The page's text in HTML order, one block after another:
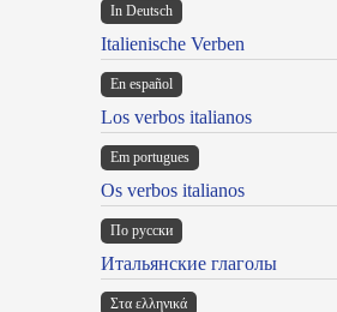
In Deutsch
Italienische Verben
En español
Los verbos italianos
Em portugues
Os verbos italianos
По русски
Итальянские глаголы
Στα ελληνικά